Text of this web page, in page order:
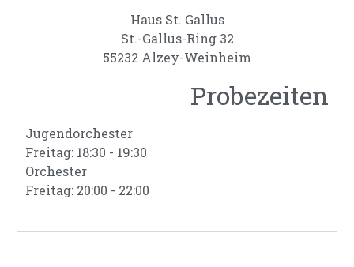
Haus St. Gallus
St.-Gallus-Ring 32
55232 Alzey-Weinheim
Probezeiten
Jugendorchester
Freitag: 18:30 - 19:30
Orchester
Freitag: 20:00 - 22:00